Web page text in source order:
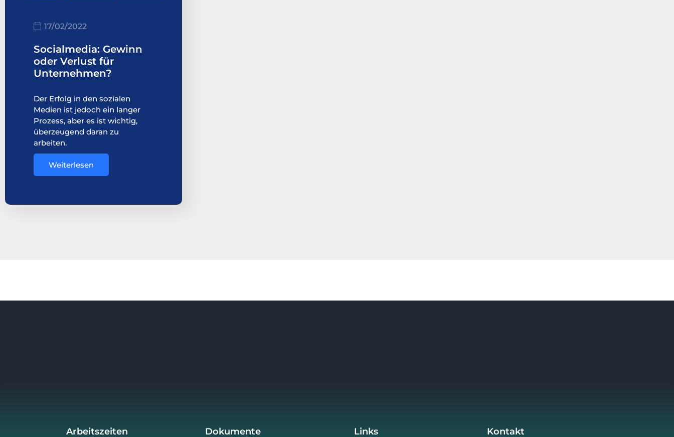
17/02/2022
Socialmedia: Gewinn
oder Verlust für
Unternehmen?
Der Erfolg in den sozialen
Medien ist jedoch ein langer
Prozess, aber es ist wichtig,
überzeugend daran zu
arbeiten.
Weiterlesen
Kontakt
Links
Dokumente
Arbeitszeiten